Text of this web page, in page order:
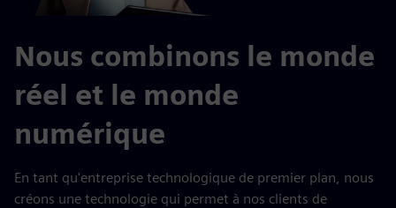
Nous combinons le monde
réel et le monde
numérique
En tant qu'entreprise technologique de premier plan, nous
créons une technologie qui permet à nos clients de